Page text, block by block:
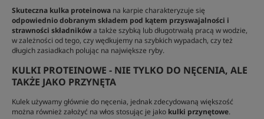
Skuteczna kulka proteinowa na karpie charakteryzuje się
odpowiednio dobranym składem pod kątem przyswajalności i
strawności składnikówa także szybką lub długotrwałą pracą w wodzie,
w zależności od tego, czy wędkujemy na szybkich wypadach, czy też
długich zasiadkach polując na największe ryby.
KULKI PROTEINOWE - NIE TYLKO DO NĘCENIA, ALE
TAKŻE JAKO PRZYNĘTA
Kulek używamy głównie do nęcenia, jednak zdecydowaną większość
można również założyć na włos stosując je jako kulki przynętowe.